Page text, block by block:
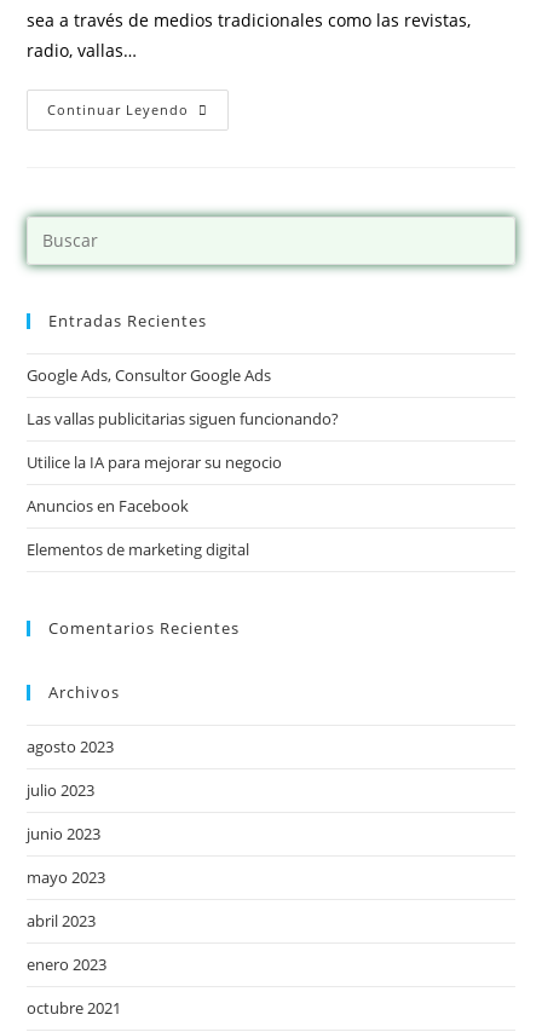
sea a través de medios tradicionales como las revistas,
radio, vallas…
Continuar Leyendo
Entradas Recientes
Google Ads, Consultor Google Ads
Las vallas publicitarias siguen funcionando?
Utilice la IA para mejorar su negocio
Anuncios en Facebook
Elementos de marketing digital
Comentarios Recientes
Archivos
agosto 2023
julio 2023
junio 2023
mayo 2023
abril 2023
enero 2023
octubre 2021